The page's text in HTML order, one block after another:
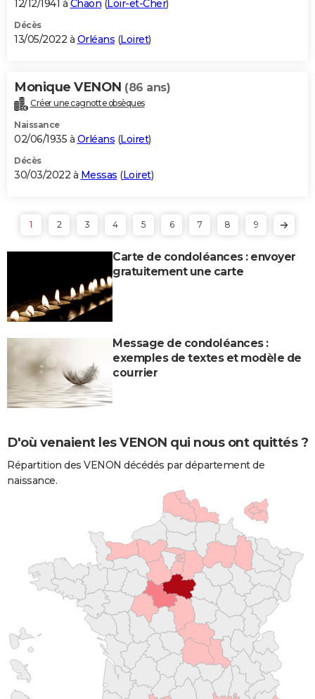
12/12/1941 à Chaon (Loir-et-Cher)
Décès
13/05/2022 à Orléans (Loiret)
Monique VENON (86 ans)
Créer une cagnotte obsèques
Naissance
02/06/1935 à Orléans (Loiret)
Décès
30/03/2022 à Messas (Loiret)
1 2 3 4 5 6 7 8 9
Carte de condoléances : envoyer
gratuitement une carte
Message de condoléances :
exemples de textes et modèle de
courrier
D'où venaient les VENON qui nous ont quittés ?
Répartition des VENON décédés par département de
naissance.